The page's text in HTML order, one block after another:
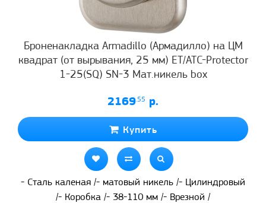
Броненакладка Armadillo (Армадилло) на ЦМ
квадрат (от вырывания, 25 мм) ET/ATC-Protector
1-25(SQ) SN-3 Мат.никель box
2169.55 р.
Купить
- Сталь каленая /- матовый никель /- Цилиндровый
/- Коробка /- 38-110 мм /- Врезной /